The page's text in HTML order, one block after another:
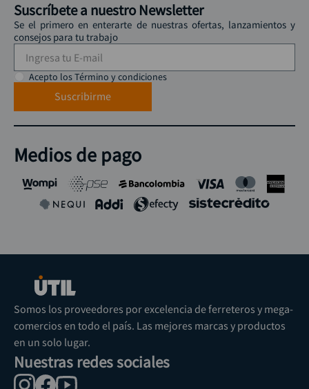
Suscríbete a nuestro Newsletter
Se el primero en enterarte de nuestras ofertas, lanzamientos y
consejos para tu trabajo
Acepto los Término y condiciones
Suscribirme
Medios de pago
Somos los proveedores por excelencia de ferreteros y mega-
comercios en todo el país. Las mejores marcas y productos
en un solo lugar.
Nuestras redes sociales